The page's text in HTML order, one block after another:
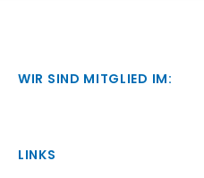
WIR SIND MITGLIED IM:
LINKS